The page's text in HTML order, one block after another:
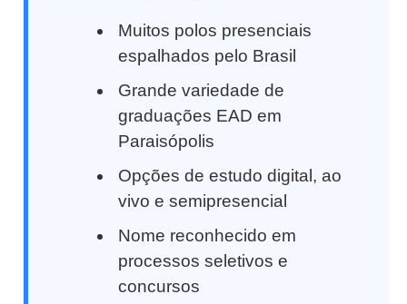
Muitos polos presenciais
espalhados pelo Brasil
Grande variedade de
graduações EAD em
Paraisópolis
Opções de estudo digital, ao
vivo e semipresencial
Nome reconhecido em
processos seletivos e
concursos